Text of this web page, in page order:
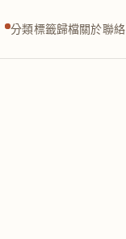
分類標籤歸檔關於聯絡